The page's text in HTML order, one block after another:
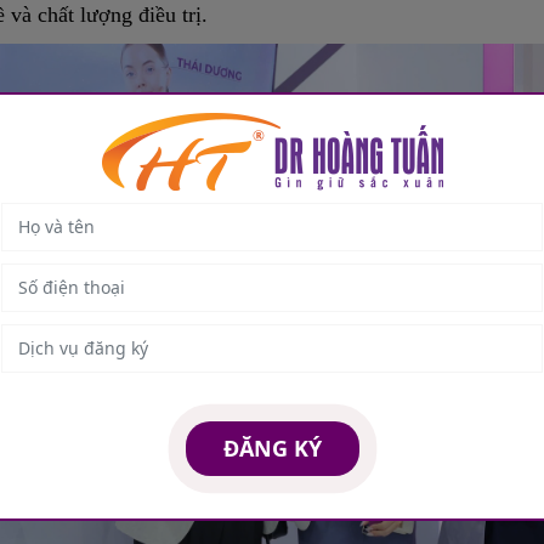
và chất lượng điều trị.
ĐĂNG KÝ